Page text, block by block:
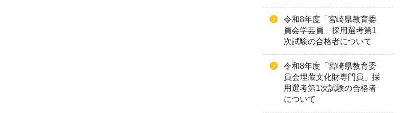
令和8年度「宮崎県教育委
員会学芸員」採用選考第1
次試験の合格者について
令和8年度「宮崎県教育委
員会埋蔵文化財専門員」採
用選考第1次試験の合格者
について